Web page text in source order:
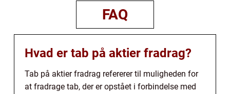
FAQ
Hvad er tab på aktier fradrag?
Tab på aktier fradrag refererer til muligheden for
at fradrage tab, der er opstået i forbindelse med